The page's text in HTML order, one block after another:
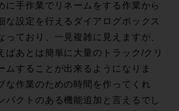
に手作業でリネームをする作業から
な設定を行えるダイアログボックス
っており、一見複雑に見えますが、
ばあとは簡単に大量のトラック/クリ
ムすることが出来るようになりま
な作業のための時間を作ってくれ
パクトのある機能追加と言えるでし